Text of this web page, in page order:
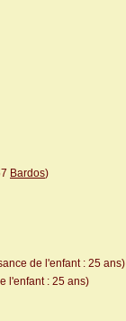
Bardos)
de l'enfant : 25 ans)
l'enfant : 25 ans)